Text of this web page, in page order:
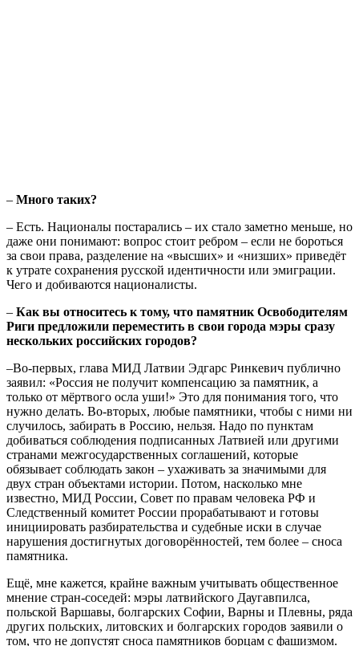
– Много таких?
– Есть. Националы постарались – их стало заметно меньше, но
даже они понимают: вопрос стоит ребром – если не бороться
за свои права, разделение на «высших» и «низших» приведёт
к утрате сохранения русской идентичности или эмиграции.
Чего и добиваются националисты.
– Как вы относитесь к тому, что памятник Освободителям
Риги предложили переместить в свои города мэры сразу
нескольких российских городов?
–Во-первых, глава МИД Латвии Эдгарс Ринкевич публично
заявил: «Россия не получит компенсацию за памятник, а
только от мёртвого осла уши!» Это для понимания того, что
нужно делать. Во-вторых, любые памятники, чтобы с ними ни
случилось, забирать в Россию, нельзя. Надо по пунктам
добиваться соблюдения подписанных Латвией или другими
странами межгосударственных соглашений, которые
обязывает соблюдать закон – ухаживать за значимыми для
двух стран объектами истории. Потом, насколько мне
известно, МИД России, Совет по правам человека РФ и
Следственный комитет России прорабатывают и готовы
инициировать разбирательства и судебные иски в случае
нарушения достигнутых договорённостей, тем более – сноса
памятника.
Ещё, мне кажется, крайне важным учитывать общественное
мнение стран-соседей: мэры латвийского Даугавпилса,
польской Варшавы, болгарских Софии, Варны и Плевны, ряда
других польских, литовских и болгарских городов заявили о
том, что не допустят сноса памятников борцам с фашизмом.